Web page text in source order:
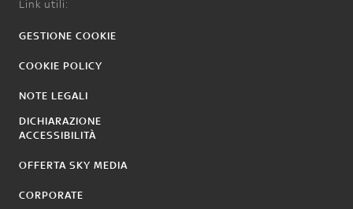
Link utili:
GESTIONE COOKIE
COOKIE POLICY
NOTE LEGALI
DICHIARAZIONE
ACCESSIBILITÀ
OFFERTA SKY MEDIA
CORPORATE